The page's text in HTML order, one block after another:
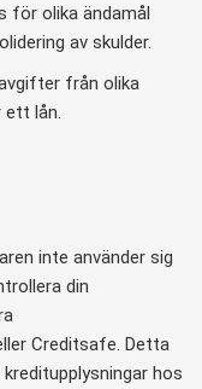
för olika ändamål
av skulder.
från olika
ett lån.
inte använder sig
din
Creditsafe. Detta
hos